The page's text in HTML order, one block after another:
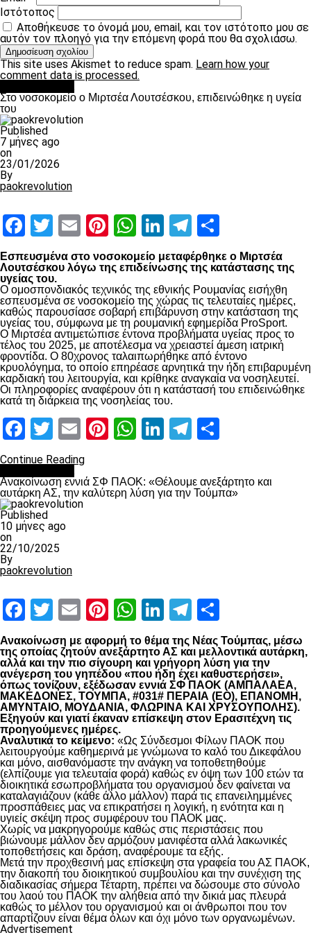
Ιστότοπος
Αποθήκευσε το όνομά μου, email, και τον ιστότοπο μου σε
αυτόν τον πλοηγό για την επόμενη φορά που θα σχολιάσω.
This site uses Akismet to reduce spam. Learn how your
comment data is processed.
Στο νοσοκομείο ο Μιρτσέα Λουτσέσκου, επιδεινώθηκε η υγεία
του
Published
7 μήνες ago
on
23/01/2026
By
paokrevolution
Facebook
Twitter
EmailPinterest
WhatsApp
LinkedIn
Telegram
Εσπευσμένα στο νοσοκομείο μεταφέρθηκε ο Μιρτσέα
Λουτσέσκου λόγω της επιδείνωσης της κατάστασης της
υγείας του.
Ο ομοσπονδιακός τεχνικός της εθνικής Ρουμανίας εισήχθη
εσπευσμένα σε νοσοκομείο της χώρας τις τελευταίες ημέρες,
καθώς παρουσίασε σοβαρή επιβάρυνση στην κατάσταση της
υγείας του, σύμφωνα με τη ρουμανική εφημερίδα ProSport.
Ο Μιρτσέα αντιμετώπισε έντονα προβλήματα υγείας προς το
τέλος του 2025, με αποτέλεσμα να χρειαστεί άμεση ιατρική
φροντίδα. Ο 80χρονος ταλαιπωρήθηκε από έντονο
κρυολόγημα, το οποίο επηρέασε αρνητικά την ήδη επιβαρυμένη
καρδιακή του λειτουργία, και κρίθηκε αναγκαία να νοσηλευτεί.
Οι πληροφορίες αναφέρουν ότι η κατάστασή του επιδεινώθηκε
κατά τη διάρκεια της νοσηλείας του.
Facebook
Twitter
EmailPinterest
WhatsApp
LinkedIn
Telegram
Continue Reading
Ανακοίνωση εννιά ΣΦ ΠΑΟΚ: «Θέλουμε ανεξάρτητο και
αυτάρκη ΑΣ, την καλύτερη λύση για την Τούμπα»
Published
10 μήνες ago
on
22/10/2025
By
paokrevolution
Facebook
Twitter
EmailPinterest
WhatsApp
LinkedIn
Telegram
Ανακοίνωση με αφορμή το θέμα της Νέας Τούμπας, μέσω
της οποίας ζητούν ανεξάρτητο ΑΣ και μελλοντικά αυτάρκη,
αλλά και την πιο σίγουρη και γρήγορη λύση για την
ανέγερση του γηπέδου «που ήδη έχει καθυστερήσει»,
όπως τονίζουν, εξέδωσαν εννιά ΣΦ ΠΑΟΚ (ΑΜΠΑΛΑΕΑ,
ΜΑΚΕΔΟΝΕΣ, ΤΟΥΜΠΑ, #031# ΠΕΡΑΙΑ (ΕΟ), ΕΠΑΝΟΜΗ,
ΑΜΥΝΤΑΙΟ, ΜΟΥΔΑΝΙΑ, ΦΛΩΡΙΝΑ ΚΑΙ ΧΡΥΣΟΥΠΟΛΗΣ).
Εξηγούν και γιατί έκαναν επίσκεψη στον Ερασιτέχνη τις
προηγούμενες ημέρες.
Αναλυτικά το κείμενο: «Ως Σύνδεσμοι Φίλων ΠΑΟΚ που
λειτουργούμε καθημερινά με γνώμωνα το καλό του Δικεφάλου
και μόνο, αισθανόμαστε την ανάγκη να τοποθετηθούμε
(ελπίζουμε για τελευταία φορά) καθώς εν όψη των 100 ετών τα
διοικητικά εσωπροβλήματα του οργανισμού δεν φαίνεται να
καταλαγιάζουν (κάθε άλλο μάλλον) παρά τις επανειλημμένες
προσπάθειες μας να επικρατήσει η λογική, η ενότητα και η
υγιείς σκέψη προς συμφέρουν του ΠΑΟΚ μας.
Χωρίς να μακρηγορούμε καθώς στις περιστάσεις που
βιώνουμε μάλλον δεν αρμόζουν μανιφέστα αλλά λακωνικές
τοποθετήσεις και δράση, αναφέρουμε τα εξής.
Μετά την προχθεσινή μας επίσκεψη στα γραφεία του ΑΣ ΠΑΟΚ,
την διακοπή του διοικητικού συμβουλίου και την συνέχιση της
διαδικασίας σήμερα Τέταρτη, πρέπει να δώσουμε στο σύνολο
του λαού του ΠΑΟΚ την αλήθεια από την δικιά μας πλευρά
καθώς το μέλλον του οργανισμού και οι άνθρωποι που τον
απαρτίζουν είναι θέμα όλων και όχι μόνο των οργανωμένων.
Advertisement